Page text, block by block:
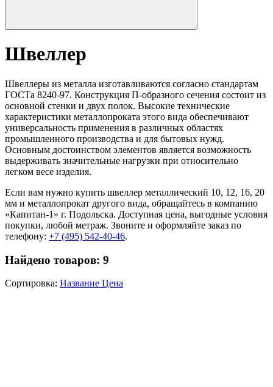
Швеллер
Швеллеры из металла изготавливаются согласно стандартам
ГОСТа 8240-97. Конструкция П-образного сечения состоит из
основной стенки и двух полок. Высокие технические
характеристики металлопроката этого вида обеспечивают
универсальность применения в различных областях
промышленного производства и для бытовых нужд.
Основным достоинством элементов является возможность
выдерживать значительные нагрузки при относительно
легком весе изделия.
Если вам нужно купить швеллер металлический 10, 12, 16, 20
мм и металлопрокат другого вида, обращайтесь в компанию
«Капитан-1» г. Подольска. Доступная цена, выгодные условия
покупки, любой метраж. Звоните и оформляйте заказ по
телефону: +7 (495) 542-40-46.
Найдено товаров: 9
Сортировка: Название Цена